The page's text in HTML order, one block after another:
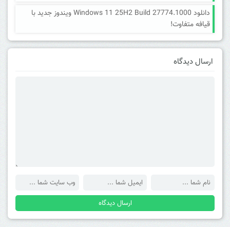
دانلود Windows 11 25H2 Build 27774.1000 ویندوز جدید با
قیافه متفاوت!
ارسال دیدگاه